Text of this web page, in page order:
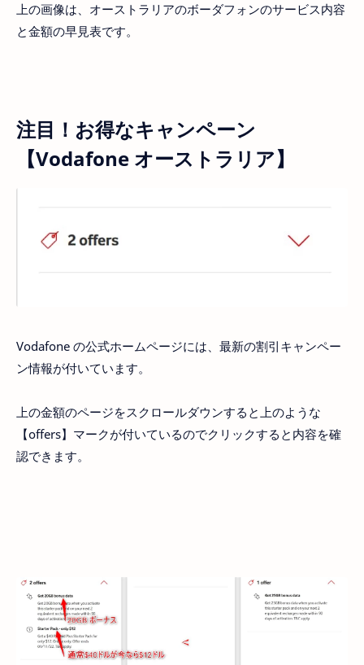
上の画像は、オーストラリアのボーダフォンのサービス内容
と金額の早見表です。
注目！お得なキャンペーン
【Vodafone オーストラリア】
Vodafone の公式ホームページには、最新の割引キャンペー
ン情報が付いています。
上の金額のページをスクロールダウンすると上のような
【offers】マークが付いているのでクリックすると内容を確
認できます。